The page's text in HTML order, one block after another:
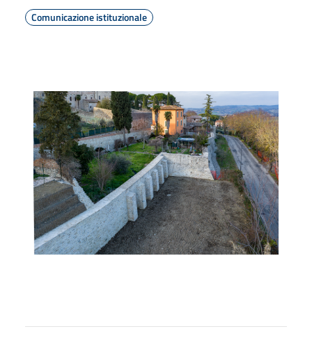
Comunicazione istituzionale